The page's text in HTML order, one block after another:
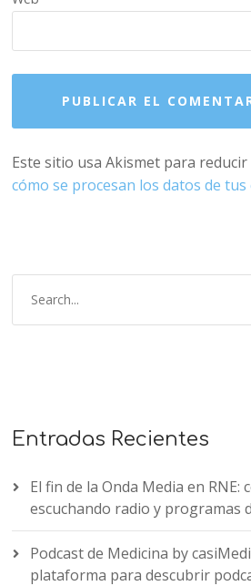
Este sitio usa Akismet para
cómo se procesan los datos de
Entradas Recientes
El fin de la Onda Media en RNE:
escuchando radio y programas
Podcast de Medicina by
plataforma para descubrir